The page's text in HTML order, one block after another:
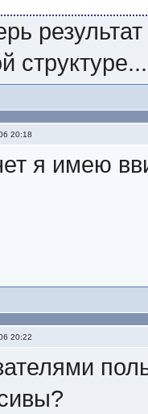
структуре...
20:18
я имею
20:22